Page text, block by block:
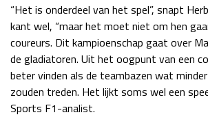
Kwalificatie
Race
“Het is onderdeel van het spel”, snapt
kant wel, “maar het moet niet om hen
coureurs. Dit kampioenschap gaat over
de gladiatoren. Uit het oogpunt van een
beter vinden als de teambazen wat
zouden treden. Het lijkt soms wel een
Sports F1-analist.